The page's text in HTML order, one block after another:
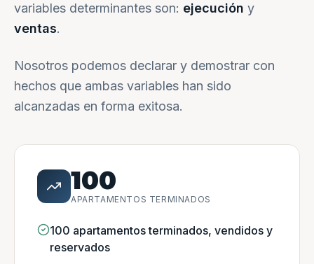
variables determinantes son: ejecución y
ventas.
Nosotros podemos declarar y demostrar con
hechos que ambas variables han sido
alcanzadas en forma exitosa.
100
APARTAMENTOS TERMINADOS
100 apartamentos terminados, vendidos y
reservados